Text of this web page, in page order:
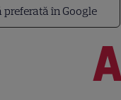
în Google